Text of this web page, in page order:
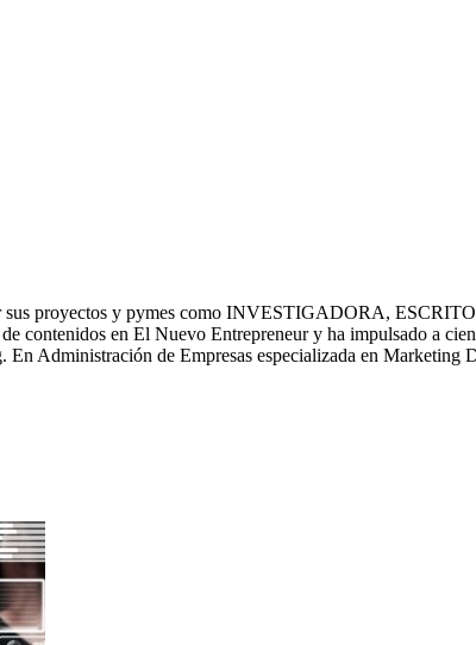
sus proyectos y pymes como INVESTIGADORA,
en El Nuevo Entrepreneur y ha impulsado a
Administración de Empresas especializada en Marketing